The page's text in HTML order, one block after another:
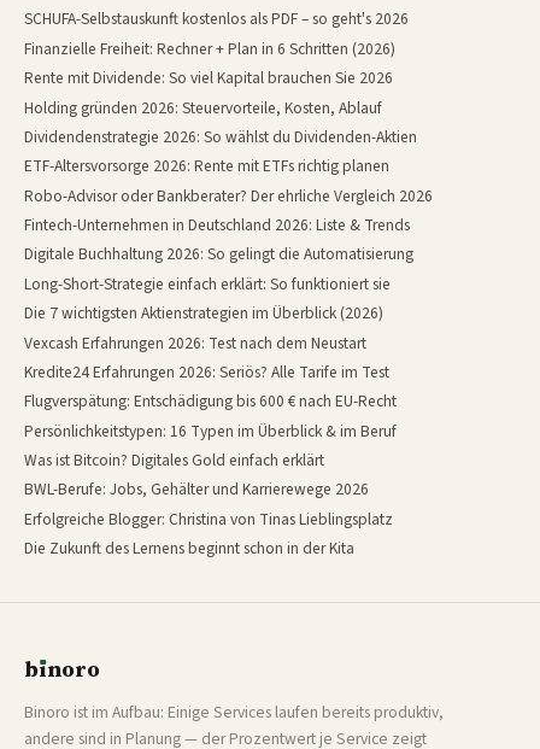
SCHUFA-Selbstauskunft kostenlos als PDF – so geht's 2026
Finanzielle Freiheit: Rechner + Plan in 6 Schritten (2026)
Rente mit Dividende: So viel Kapital brauchen Sie 2026
Holding gründen 2026: Steuervorteile, Kosten, Ablauf
Dividendenstrategie 2026: So wählst du Dividenden-Aktien
ETF-Altersvorsorge 2026: Rente mit ETFs richtig planen
Robo-Advisor oder Bankberater? Der ehrliche Vergleich 2026
Fintech-Unternehmen in Deutschland 2026: Liste & Trends
Digitale Buchhaltung 2026: So gelingt die Automatisierung
Long-Short-Strategie einfach erklärt: So funktioniert sie
Die 7 wichtigsten Aktienstrategien im Überblick (2026)
Vexcash Erfahrungen 2026: Test nach dem Neustart
Kredite24 Erfahrungen 2026: Seriös? Alle Tarife im Test
Flugverspätung: Entschädigung bis 600 € nach EU-Recht
Persönlichkeitstypen: 16 Typen im Überblick & im Beruf
Was ist Bitcoin? Digitales Gold einfach erklärt
BWL-Berufe: Jobs, Gehälter und Karrierewege 2026
Erfolgreiche Blogger: Christina von Tinas Lieblingsplatz
Die Zukunft des Lernens beginnt schon in der Kita
bınoro
Binoro ist im Aufbau: Einige Services laufen bereits produktiv,
andere sind in Planung — der Prozentwert je Service zeigt